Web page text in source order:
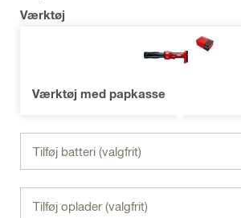
Værktøj
Værktøj med papkasse
Tilføj batteri (valgfrit)
Tilføj oplader (valgfrit)